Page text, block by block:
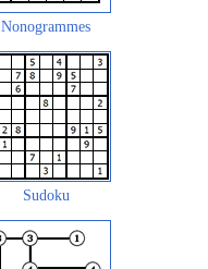
Nonogrammes
Sudoku